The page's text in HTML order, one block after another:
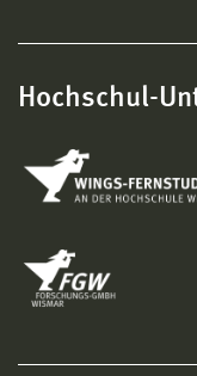
Hochschul-